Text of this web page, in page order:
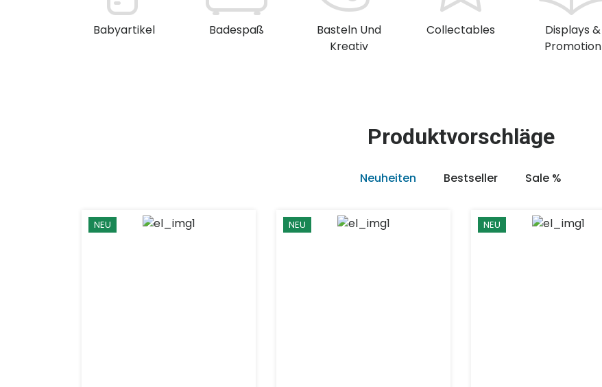
Babyartikel Badespaß
Basteln Und
Kreativ
Collectables
Displays &
Promotion
Produktvorschläge
Neuheiten Bestseller Sale %
NEU NEU NEU